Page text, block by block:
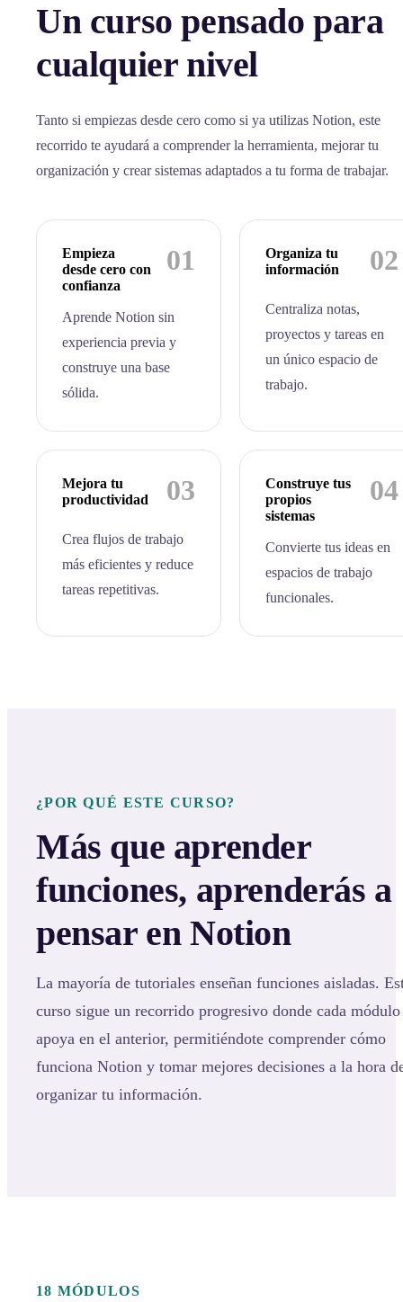
Un curso pensado para
cualquier nivel
Tanto si empiezas desde cero como si ya utilizas Notion, este
recorrido te ayudará a comprender la herramienta, mejorar tu
organización y crear sistemas adaptados a tu forma de trabajar.
01
Empieza
desde cero con
confianza
Aprende Notion sin
experiencia previa y
construye una base
sólida.
02
Organiza tu
información
Centraliza notas,
proyectos y tareas en
un único espacio de
trabajo.
03
Mejora tu
productividad
Crea flujos de trabajo
más eficientes y reduce
tareas repetitivas.
04
Construye tus
propios
sistemas
Convierte tus ideas en
espacios de trabajo
funcionales.
¿POR QUÉ ESTE CURSO?
Más que aprender
funciones, aprenderás a
pensar en Notion
La mayoría de tutoriales enseñan funciones aisladas.
curso sigue un recorrido progresivo donde cada módulo
apoya en el anterior, permitiéndote comprender cómo
funciona Notion y tomar mejores decisiones a la hora
organizar tu información.
18 MÓDULOS